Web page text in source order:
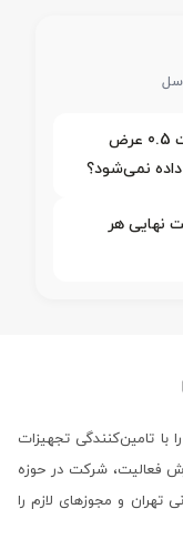
چرا قیمت ورق گالوانیزه کاشان ضخامت 0.5 عرض
1250 روی قیمت نهایی هر
در سال ۱۳۸۹ کار خود را با تامین‌کنندگی تجهیزات
فعالیت، شرکت در حوزه
تهران و مجوزهای لازم را